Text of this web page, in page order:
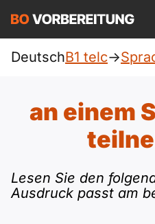
telc
Allgemein
Beruf
Deutsch
Türkisch
A1 Allgemein
A1 DTZ
A2 Allgemein
B1
Einloggen
DeutschB1 telc->
an einem
Lesen Sie den
Ausdruck passt am